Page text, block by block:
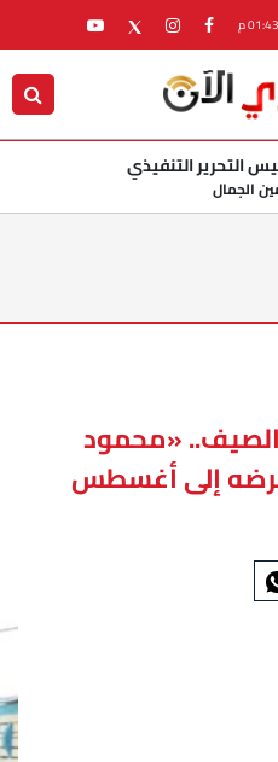
التحرير التنفيذي
الجمال
«محمود
إلى أغسطس